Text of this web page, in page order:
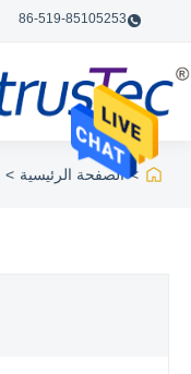
86-519-85105253
> الصفحة الرئيسية >